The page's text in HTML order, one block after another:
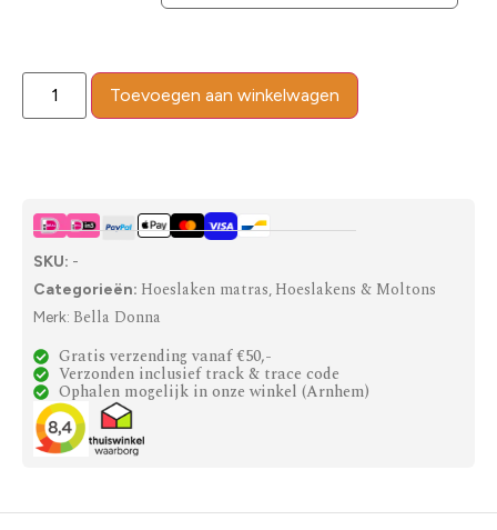
Toevoegen aan winkelwagen
SKU: -
Categorieën: Hoeslaken matras, Hoeslakens & Moltons
Merk: Bella Donna
Gratis verzending vanaf €50,-
Verzonden inclusief track & trace code
Ophalen mogelijk in onze winkel (Arnhem)